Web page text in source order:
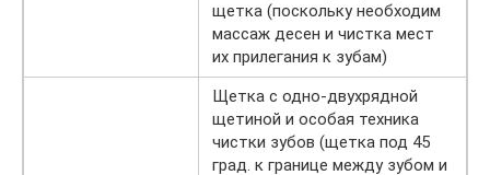
щетка (поскольку необходим
массаж десен и чистка мест
их прилегания к зубам)
Щетка с одно-двухрядной
щетиной и особая техника
чистки зубов (щетка под 45
град. к границе между зубом и